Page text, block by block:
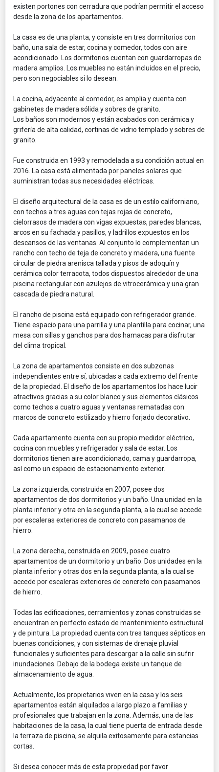
existen portones con cerradura que podrían permitir el acceso
desde la zona de los apartamentos.
La casa es de una planta, y consiste en tres dormitorios con
baño, una sala de estar, cocina y comedor, todos con aire
acondicionado. Los dormitorios cuentan con guardarropas de
madera amplios. Los muebles no están incluidos en el precio,
pero son negociables si lo desean.
La cocina, adyacente al comedor, es amplia y cuenta con
gabinetes de madera sólida y sobres de granito.
Los baños son modernos y están acabados con cerámica y
grifería de alta calidad, cortinas de vidrio templado y sobres de
granito.
Fue construida en 1993 y remodelada a su condición actual en
2016. La casa está alimentada por paneles solares que
suministran todas sus necesidades eléctricas.
El diseño arquitectural de la casa es de un estilo californiano,
con techos a tres aguas con tejas rojas de concreto,
cielorrasos de madera con vigas expuestas, paredes blancas,
arcos en su fachada y pasillos, y ladrillos expuestos en los
descansos de las ventanas. Al conjunto lo complementan un
rancho con techo de teja de concreto y madera, una fuente
circular de piedra arenisca tallada y pisos de adoquín y
cerámica color terracota, todos dispuestos alrededor de una
piscina rectangular con azulejos de vitrocerámica y una gran
cascada de piedra natural.
El rancho de piscina está equipado con refrigerador grande.
Tiene espacio para una parrilla y una plantilla para cocinar, una
mesa con sillas y ganchos para dos hamacas para disfrutar
del clima tropical.
La zona de apartamentos consiste en dos subzonas
independientes entre sí, ubicadas a cada extremo del frente
de la propiedad. El diseño de los apartamentos los hace lucir
atractivos gracias a su color blanco y sus elementos clásicos
como techos a cuatro aguas y ventanas rematadas con
marcos de concreto estilizado y hierro forjado decorativo.
Cada apartamento cuenta con su propio medidor eléctrico,
cocina con muebles y refrigerador y sala de estar. Los
dormitorios tienen aire acondicionado, cama y guardarropa,
así como un espacio de estacionamiento exterior.
La zona izquierda, construida en 2007, posee dos
apartamentos de dos dormitorios y un baño. Una unidad en la
planta inferior y otra en la segunda planta, a la cual se accede
por escaleras exteriores de concreto con pasamanos de
hierro.
La zona derecha, construida en 2009, posee cuatro
apartamentos de un dormitorio y un baño. Dos unidades en la
planta inferior y otras dos en la segunda planta, a la cual se
accede por escaleras exteriores de concreto con pasamanos
de hierro.
Todas las edificaciones, cerramientos y zonas construidas se
encuentran en perfecto estado de mantenimiento estructural
y de pintura. La propiedad cuenta con tres tanques sépticos en
buenas condiciones, y con sistemas de drenaje pluvial
funcionales y suficientes para descargar a la calle sin sufrir
inundaciones. Debajo de la bodega existe un tanque de
almacenamiento de agua.
Actualmente, los propietarios viven en la casa y los seis
apartamentos están alquilados a largo plazo a familias y
profesionales que trabajan en la zona. Además, una de las
habitaciones de la casa, la cual tiene puerta de entrada desde
la terraza de piscina, se alquila exitosamente para estancias
cortas.
Si desea conocer más de esta propiedad por favor